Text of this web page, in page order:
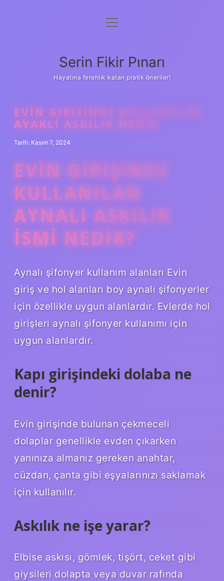
Gizlilik Politikası
Yasal Uyarı
menüyü
Serin Fikir Pınarı
Hayatına ferahlık katan pratik öneriler!
EVIN GIRISINDE KULLANILAN
AYAKLI ASKILIK NEDIR
Tarih: Kasım 7, 2024
EVIN GIRIŞINDE
KULLANILAN
AYNALI ASKILIK
ISMI NEDIR?
Aynalı şifonyer kullanım alanları Evin
giriş ve hol alanları boy aynalı şifonyerler
için özellikle uygun alanlardır. Evlerde hol
girişleri aynalı şifonyer kullanımı için
uygun alanlardır.
Kapı girişindeki dolaba ne
denir?
Evin girişinde bulunan çekmeceli
dolaplar genellikle evden çıkarken
yanınıza almanız gereken anahtar,
cüzdan, çanta gibi eşyalarınızı saklamak
için kullanılır.
Askılık ne işe yarar?
Elbise askısı, gömlek, tişört, ceket gibi
giysileri dolapta veya duvar rafında